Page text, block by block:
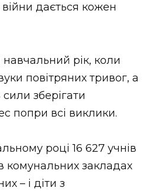
НОВИНИ
УКРАЇНИ
дається кожен
рік, коли
повітряних тривог, а
зберігати
попри всі виклики.
році 16 627 учнів
комунальних закладах
– і діти з